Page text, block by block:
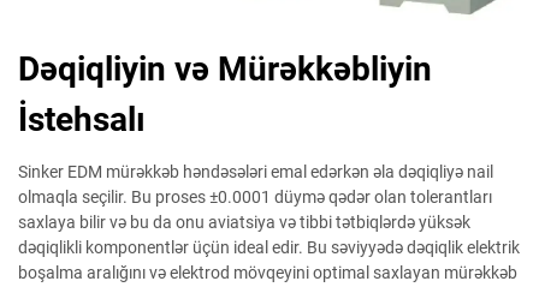
Dəqiqliyin və Mürəkkəbliyin
İstehsalı
Sinker EDM mürəkkəb həndəsələri emal edərkən əla dəqiqliyə nail
olmaqla seçilir. Bu proses ±0.0001 düymə qədər olan tolerantları
saxlaya bilir və bu da onu aviatsiya və tibbi tətbiqlərdə yüksək
dəqiqlikli komponentlər üçün ideal edir. Bu səviyyədə dəqiqlik elektrik
boşalma aralığını və elektrod mövqeyini optimal saxlayan mürəkkəb